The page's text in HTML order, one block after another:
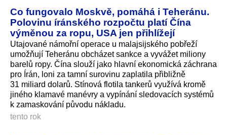
Co fungovalo Moskvě, pomáhá i Teheránu.
Polovinu íránského rozpočtu platí Čína
výměnou za ropu, USA jen přihlížejí
Utajované námořní operace u malajsijského pobřeží
umožňují Teheránu obcházet sankce a vyvážet miliony
barelů ropy. Čína slouží jako hlavní ekonomická záchrana
pro Írán, loni za tamní surovinu zaplatila přibližně
31 miliard dolarů. Stínová flotila tankerů využívá kromě
jiného klamavé manévry a vypínání sledovacích systémů
k zamaskování původu nákladu.
tento rok